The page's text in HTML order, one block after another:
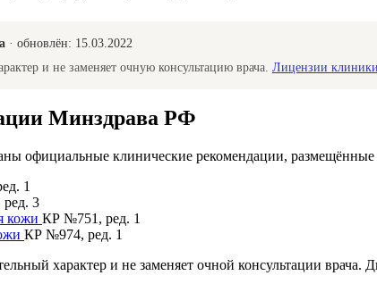
· обновлён: 15.03.2022
и не заменяет очную консультацию врача. Лицензии клиники
Минздрава РФ
официальные клинические рекомендации,
1
3
кожи КР №751, ред. 1
КР №974, ред. 1
характер и не заменяет очной консультации